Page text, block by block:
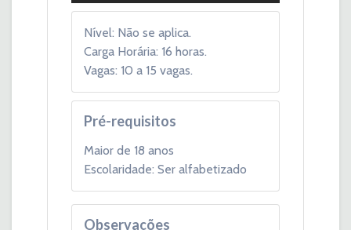
Nível: Não se aplica.
Carga Horária: 16 horas.
Vagas: 10 a 15 vagas.
Pré-requisitos
Maior de 18 anos
Escolaridade: Ser alfabetizado
Observações